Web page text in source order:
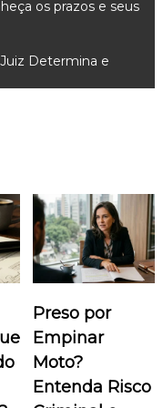
os prazos e seus
Determina e
Preso por
Empinar
Moto?
Entenda Risco